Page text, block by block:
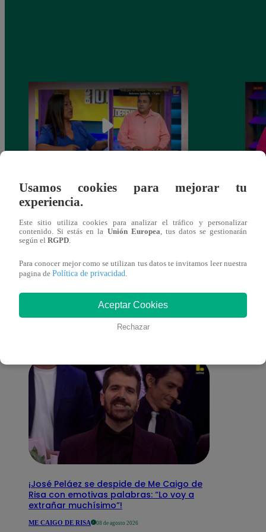
En Tu Defensa: Vecinos de Surco
enfrentados por “muro de la discordia”
También te puede
interesar
¡José Peláez se despide de Me Caigo de
Risa con emotivas palabras: “Lo voy a
extrañar muchísimo”!
ME CAIGO DE RISA 08 de agosto 2026
Usamos cookies para mejorar tu
experiencia.
Este sitio utiliza cookies para analizar el tráfico y personalizar
contenido. Si estás en la Unión Europea , tus datos se gestionarán
según el RGPD
Para conocer mejor como se utilizan tus datos te invitamos leer nuestra
pagina de Política de privacidad
Aceptar Cookies
Rechazar